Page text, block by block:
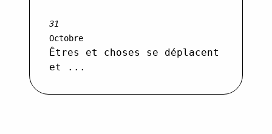
31
Octobre
Êtres et choses se déplacent
et ...